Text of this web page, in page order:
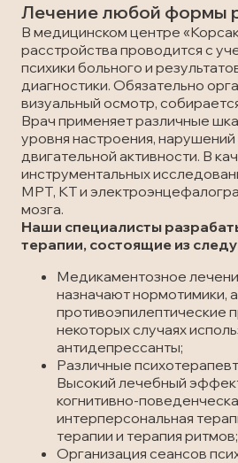
Лечение любой формы
В медицинском центре
расстройства проводится с
психики больного и
диагностики. Обязательно
визуальный осмотр,
Врач применяет различные
уровня настроения, нарушений
двигательной активности. В
инструментальных
МРТ, КТ и
мозга.
Наши специалисты
терапии, состоящие из
Медикаментозное
назначают нормотимики,
противоэпилептические
некоторых случаях
антидепрессанты;
Различные
Высокий лечебный
когнитивно-
интерперсональная
терапии и терапия ритмов;
Организация сеансов